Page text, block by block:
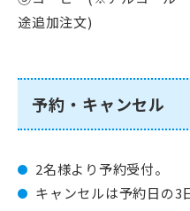
途追加注文)
予約・キャンセル
2名様より予約受付。
キャンセルは予約日の3